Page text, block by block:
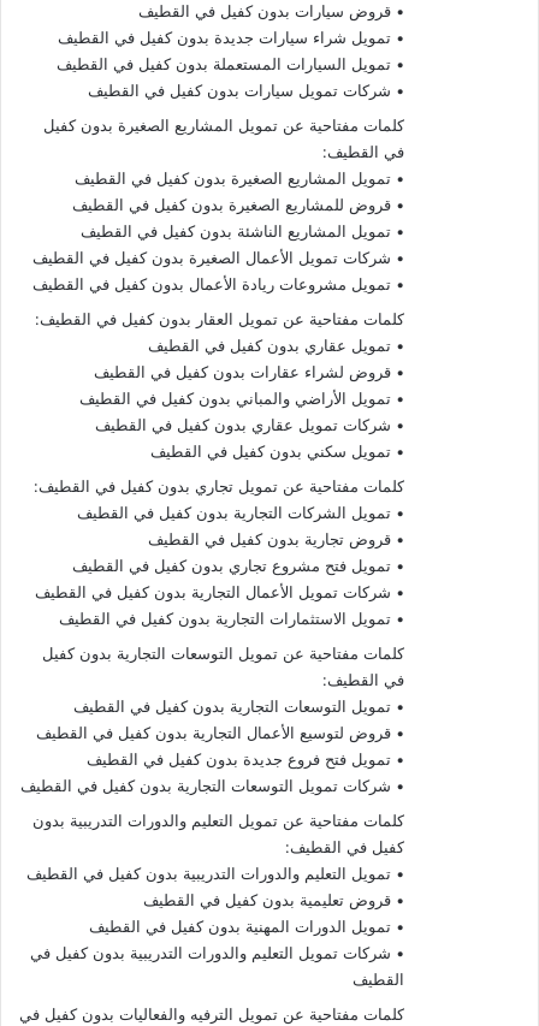
• قروض سيارات بدون كفيل في القطيف
• تمويل شراء سيارات جديدة بدون كفيل في القطيف
• تمويل السيارات المستعملة بدون كفيل في القطيف
• شركات تمويل سيارات بدون كفيل في القطيف
كلمات مفتاحية عن تمويل المشاريع الصغيرة بدون كفيل
في القطيف:
• تمويل المشاريع الصغيرة بدون كفيل في القطيف
• قروض للمشاريع الصغيرة بدون كفيل في القطيف
• تمويل المشاريع الناشئة بدون كفيل في القطيف
• شركات تمويل الأعمال الصغيرة بدون كفيل في القطيف
• تمويل مشروعات ريادة الأعمال بدون كفيل في القطيف
كلمات مفتاحية عن تمويل العقار بدون كفيل في القطيف:
• تمويل عقاري بدون كفيل في القطيف
• قروض لشراء عقارات بدون كفيل في القطيف
• تمويل الأراضي والمباني بدون كفيل في القطيف
• شركات تمويل عقاري بدون كفيل في القطيف
• تمويل سكني بدون كفيل في القطيف
كلمات مفتاحية عن تمويل تجاري بدون كفيل في القطيف:
• تمويل الشركات التجارية بدون كفيل في القطيف
• قروض تجارية بدون كفيل في القطيف
• تمويل فتح مشروع تجاري بدون كفيل في القطيف
• شركات تمويل الأعمال التجارية بدون كفيل في القطيف
• تمويل الاستثمارات التجارية بدون كفيل في القطيف
كلمات مفتاحية عن تمويل التوسعات التجارية بدون كفيل
في القطيف:
• تمويل التوسعات التجارية بدون كفيل في القطيف
• قروض لتوسيع الأعمال التجارية بدون كفيل في القطيف
• تمويل فتح فروع جديدة بدون كفيل في القطيف
• شركات تمويل التوسعات التجارية بدون كفيل في القطيف
كلمات مفتاحية عن تمويل التعليم والدورات التدريبية بدون
كفيل في القطيف:
• تمويل التعليم والدورات التدريبية بدون كفيل في القطيف
• قروض تعليمية بدون كفيل في القطيف
• تمويل الدورات المهنية بدون كفيل في القطيف
• شركات تمويل التعليم والدورات التدريبية بدون كفيل في
القطيف
كلمات مفتاحية عن تمويل الترفيه والفعاليات بدون كفيل في